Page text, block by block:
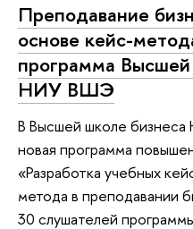
Преподавание
основе кейс-
программа
НИУ ВШЭ
В Высшей школе
новая программа
«Разработка учебных
метода в преподавании
30 слушателей